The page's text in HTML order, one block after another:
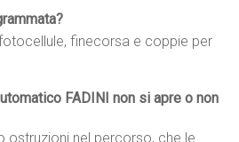
finecorsa e coppie per
FADINI non si apre o non
ostruzioni nel percorso, che le